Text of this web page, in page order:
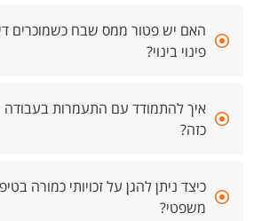
האם יש פטור ממס שבח כשמוכרים
פינוי בינוי?
איך להתמודד עם התעמרות בעבודה
כזה?
כיצד ניתן להגן על זכויותי כמורה
משפטי?